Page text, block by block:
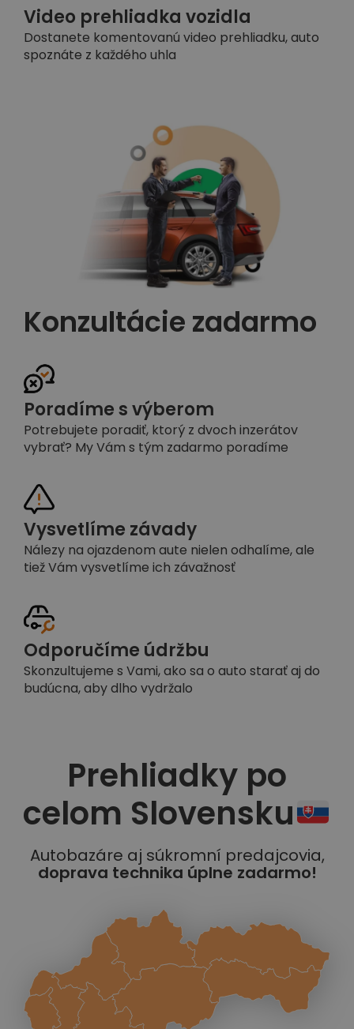
Video prehliadka vozidla
Dostanete komentovanú video prehliadku, auto
spoznáte z každého uhla
Konzultácie zadarmo
Poradíme s výberom
Potrebujete poradiť, ktorý z dvoch inzerátov
vybrať? My Vám s tým zadarmo poradíme
Vysvetlíme závady
Nálezy na ojazdenom aute nielen odhalíme, ale
tiež Vám vysvetlíme ich závažnosť
Odporučíme údržbu
Skonzultujeme s Vami, ako sa o auto starať aj do
budúcna, aby dlho vydržalo
Prehliadky po
celom Slovensku
Autobazáre aj súkromní predajcovia,
doprava technika úplne zadarmo!